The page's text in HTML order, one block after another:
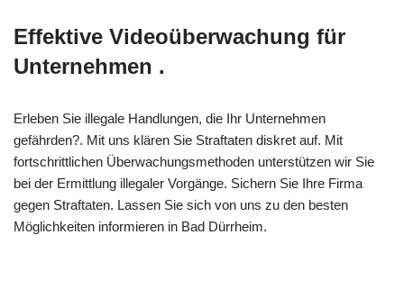
Effektive Videoüberwachung für
Unternehmen .
Erleben Sie illegale Handlungen, die Ihr Unternehmen
gefährden?. Mit uns klären Sie Straftaten diskret auf. Mit
fortschrittlichen Überwachungsmethoden unterstützen wir Sie
bei der Ermittlung illegaler Vorgänge. Sichern Sie Ihre Firma
gegen Straftaten. Lassen Sie sich von uns zu den besten
Möglichkeiten informieren in Bad Dürrheim.